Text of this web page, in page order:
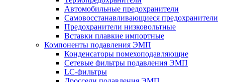
Автомобильные предохранители
Самовосстанавливающиеся предохранители
Предохранители низковольтные
Вставки плавкие импортные
Компоненты подавления ЭМП
Конденсаторы помехоподавляющие
Сетевые фильтры подавления ЭМП
LC-фильтры